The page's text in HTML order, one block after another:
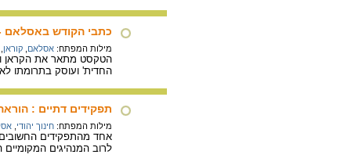
כתבי הקודש באסלאם
מילות המפתח: אסלאם קוראן
הטקסט מתאר את הקראן
החדית' ועוסק בתרומתו
תפקידים דתיים : הוראה
מילות המפתח: חינוך יהודי
אחד מהתפקידים החשובים
לרוב המנהיגים